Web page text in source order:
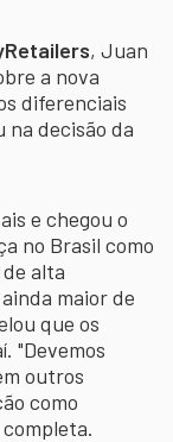
, Juan
a nova
diferenciais
na decisão da
e chegou o
no Brasil como
alta
maior de
que os
"Devemos
outros
como